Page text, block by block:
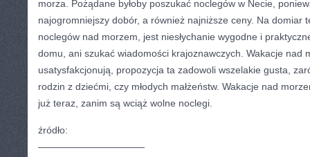
morza. Pożądane byłoby poszukać noclegów w Necie,
najogromniejszy dobór, a również najniższe ceny. Na domiar
noclegów nad morzem, jest niesłychanie wygodne i
domu, ani szukać wiadomości krajoznawczych. Wakacje nad
usatysfakcjonują, propozycja ta zadowoli wszelakie gusta,
rodzin z dziećmi, czy młodych małżeństw. Wakacje nad
już teraz, zanim są wciąż wolne noclegi.
źródło:
———————————